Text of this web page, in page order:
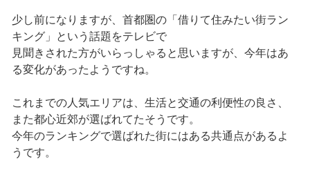
少し前になりますが、首都圏の「借りて住みたい街ラン
キング」という話題をテレビで
見聞きされた方がいらっしゃると思いますが、今年はあ
る変化があったようですね。
これまでの人気エリアは、生活と交通の利便性の良さ、
また都心近郊が選ばれてたそうです。
今年のランキングで選ばれた街にはある共通点があるよ
うです。